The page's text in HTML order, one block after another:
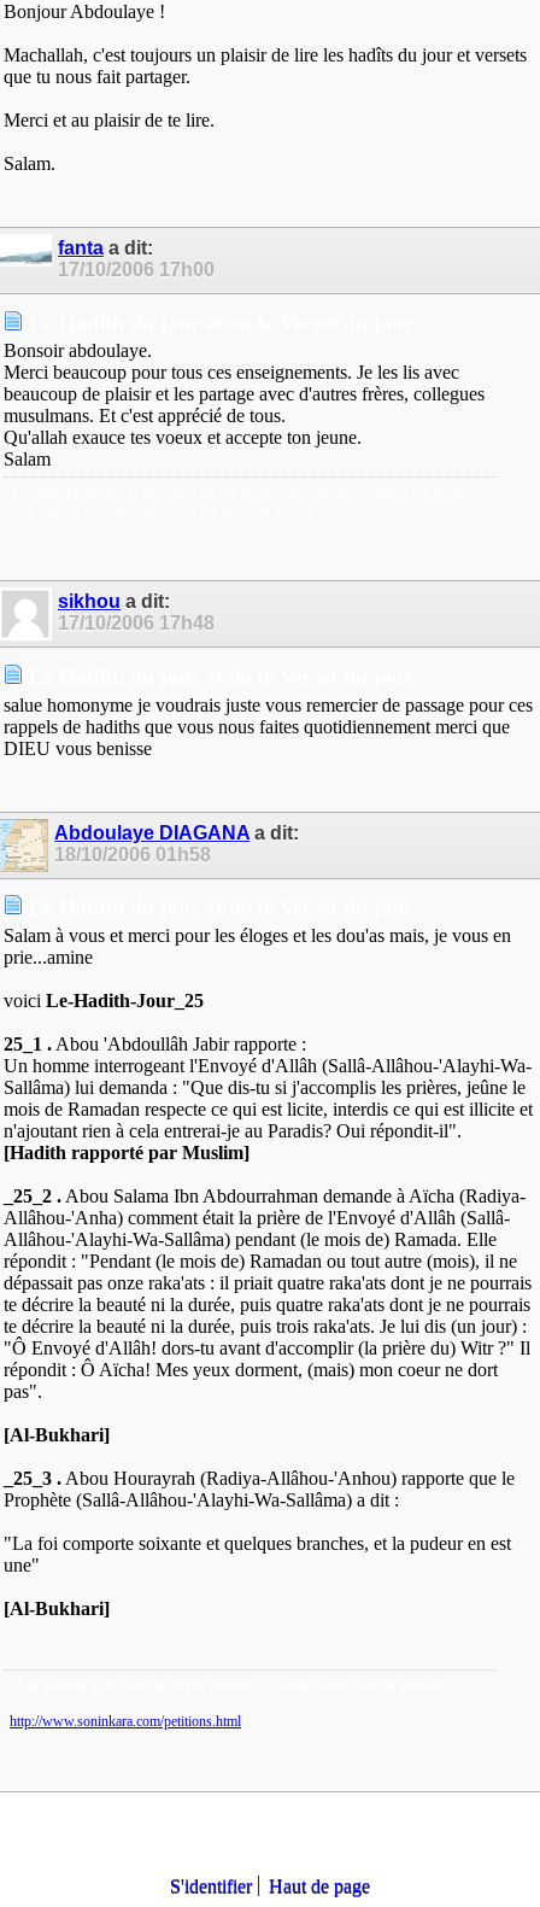
Bonjour Abdoulaye !
Machallah, c'est toujours un plaisir de lire les hadîts du jour et versets
que tu nous fait partager.
Merci et au plaisir de te lire.
Salam.
fanta a dit:
17/10/2006 17h00
Bonsoir abdoulaye.
Merci beaucoup pour tous ces enseignements. Je les lis avec
beaucoup de plaisir et les partage avec d'autres frères, collegues
musulmans. Et c'est apprécié de tous.
Qu'allah exauce tes voeux et accepte ton jeune.
Salam
sikhou a dit:
17/10/2006 17h48
salue homonyme je voudrais juste vous remercier de passage pour ces
rappels de hadiths que vous nous faites quotidiennement merci que
DIEU vous benisse
Abdoulaye DIAGANA a dit:
18/10/2006 01h58
Salam à vous et merci pour les éloges et les dou'as mais, je vous en
prie...amine
voici Le-Hadith-Jour_25
25_1 . Abou 'Abdoullâh Jabir rapporte :
Un homme interrogeant l'Envoyé d'Allâh (Sallâ-Allâhou-'Alayhi-Wa-
Sallâma) lui demanda : "Que dis-tu si j'accomplis les prières, jeûne le
mois de Ramadan respecte ce qui est licite, interdis ce qui est illicite et
n'ajoutant rien à cela entrerai-je au Paradis? Oui répondit-il".
[Hadith rapporté par Muslim]
_25_2 . Abou Salama Ibn Abdourrahman demande à Aïcha (Radiya-
Allâhou-'Anha) comment était la prière de l'Envoyé d'Allâh (Sallâ-
Allâhou-'Alayhi-Wa-Sallâma) pendant (le mois de) Ramada. Elle
répondit : "Pendant (le mois de) Ramadan ou tout autre (mois), il ne
dépassait pas onze raka'ats : il priait quatre raka'ats dont je ne pourrais
te décrire la beauté ni la durée, puis quatre raka'ats dont je ne pourrais
te décrire la beauté ni la durée, puis trois raka'ats. Je lui dis (un jour) :
"Ô Envoyé d'Allâh! dors-tu avant d'accomplir (la prière du) Witr ?" Il
répondit : Ô Aïcha! Mes yeux dorment, (mais) mon coeur ne dort
pas".
[Al-Bukhari]
_25_3 . Abou Hourayrah (Radiya-Allâhou-'Anhou) rapporte que le
Prophète (Sallâ-Allâhou-'Alayhi-Wa-Sallâma) a dit :
"La foi comporte soixante et quelques branches, et la pudeur en est
une"
[Al-Bukhari]
http://www.soninkara.com/petitions.html
S'identifier Haut de page